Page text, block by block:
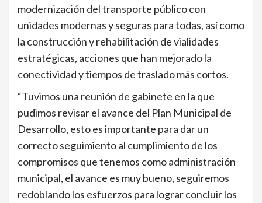
modernización del transporte público con
unidades modernas y seguras para todas, así como
la construcción y rehabilitación de vialidades
estratégicas, acciones que han mejorado la
conectividad y tiempos de traslado más cortos.
“Tuvimos una reunión de gabinete en la que
pudimos revisar el avance del Plan Municipal de
Desarrollo, esto es importante para dar un
correcto seguimiento al cumplimiento de los
compromisos que tenemos como administración
municipal, el avance es muy bueno, seguiremos
redoblando los esfuerzos para lograr concluir los